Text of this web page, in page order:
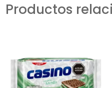
Productos